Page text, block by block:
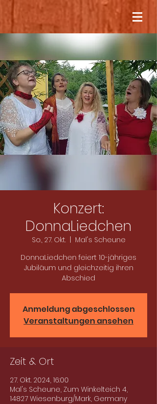
Konzert:
DonnaLiedchen
So., 27. Okt.
  |
Mal's Scheune
DonnaLiedchen feiert 10-jähriges
Jubiläum und gleichzeitig ihren
Abschied
Anmeldung abgeschlossen
Veranstaltungen ansehen
Zeit & Ort
27. Okt. 2024, 16:00
Mal's Scheune, Zum Winkelteich 4,
14827 Wiesenburg/Mark, Germany